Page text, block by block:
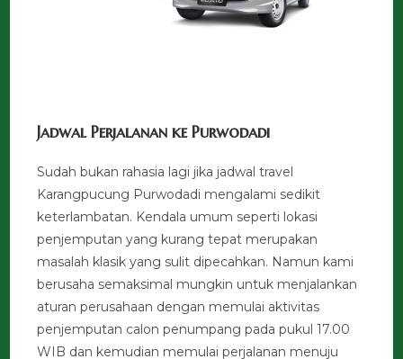
Jadwal Perjalanan ke Purwodadi
Sudah bukan rahasia lagi jika jadwal travel
Karangpucung Purwodadi mengalami sedikit
keterlambatan. Kendala umum seperti lokasi
penjemputan yang kurang tepat merupakan
masalah klasik yang sulit dipecahkan. Namun kami
berusaha semaksimal mungkin untuk menjalankan
aturan perusahaan dengan memulai aktivitas
penjemputan calon penumpang pada pukul 17.00
WIB dan kemudian memulai perjalanan menuju